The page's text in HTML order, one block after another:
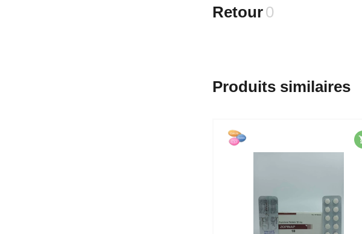
Retour0
Produits similaires